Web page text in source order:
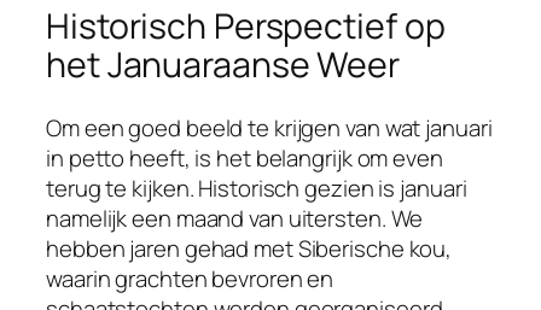
Historisch Perspectief op
het Januaraanse Weer
Om een goed beeld te krijgen van wat januari
in petto heeft, is het belangrijk om even
terug te kijken. Historisch gezien is januari
namelijk een maand van uitersten. We
hebben jaren gehad met Siberische kou,
waarin grachten bevroren en